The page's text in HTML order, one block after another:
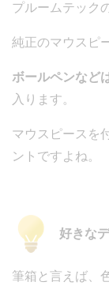
プルームテック
純正のマウスピ
ボールペンなど
入ります。
マウスピースを
ントですよね。
好きな
筆箱と言えば、